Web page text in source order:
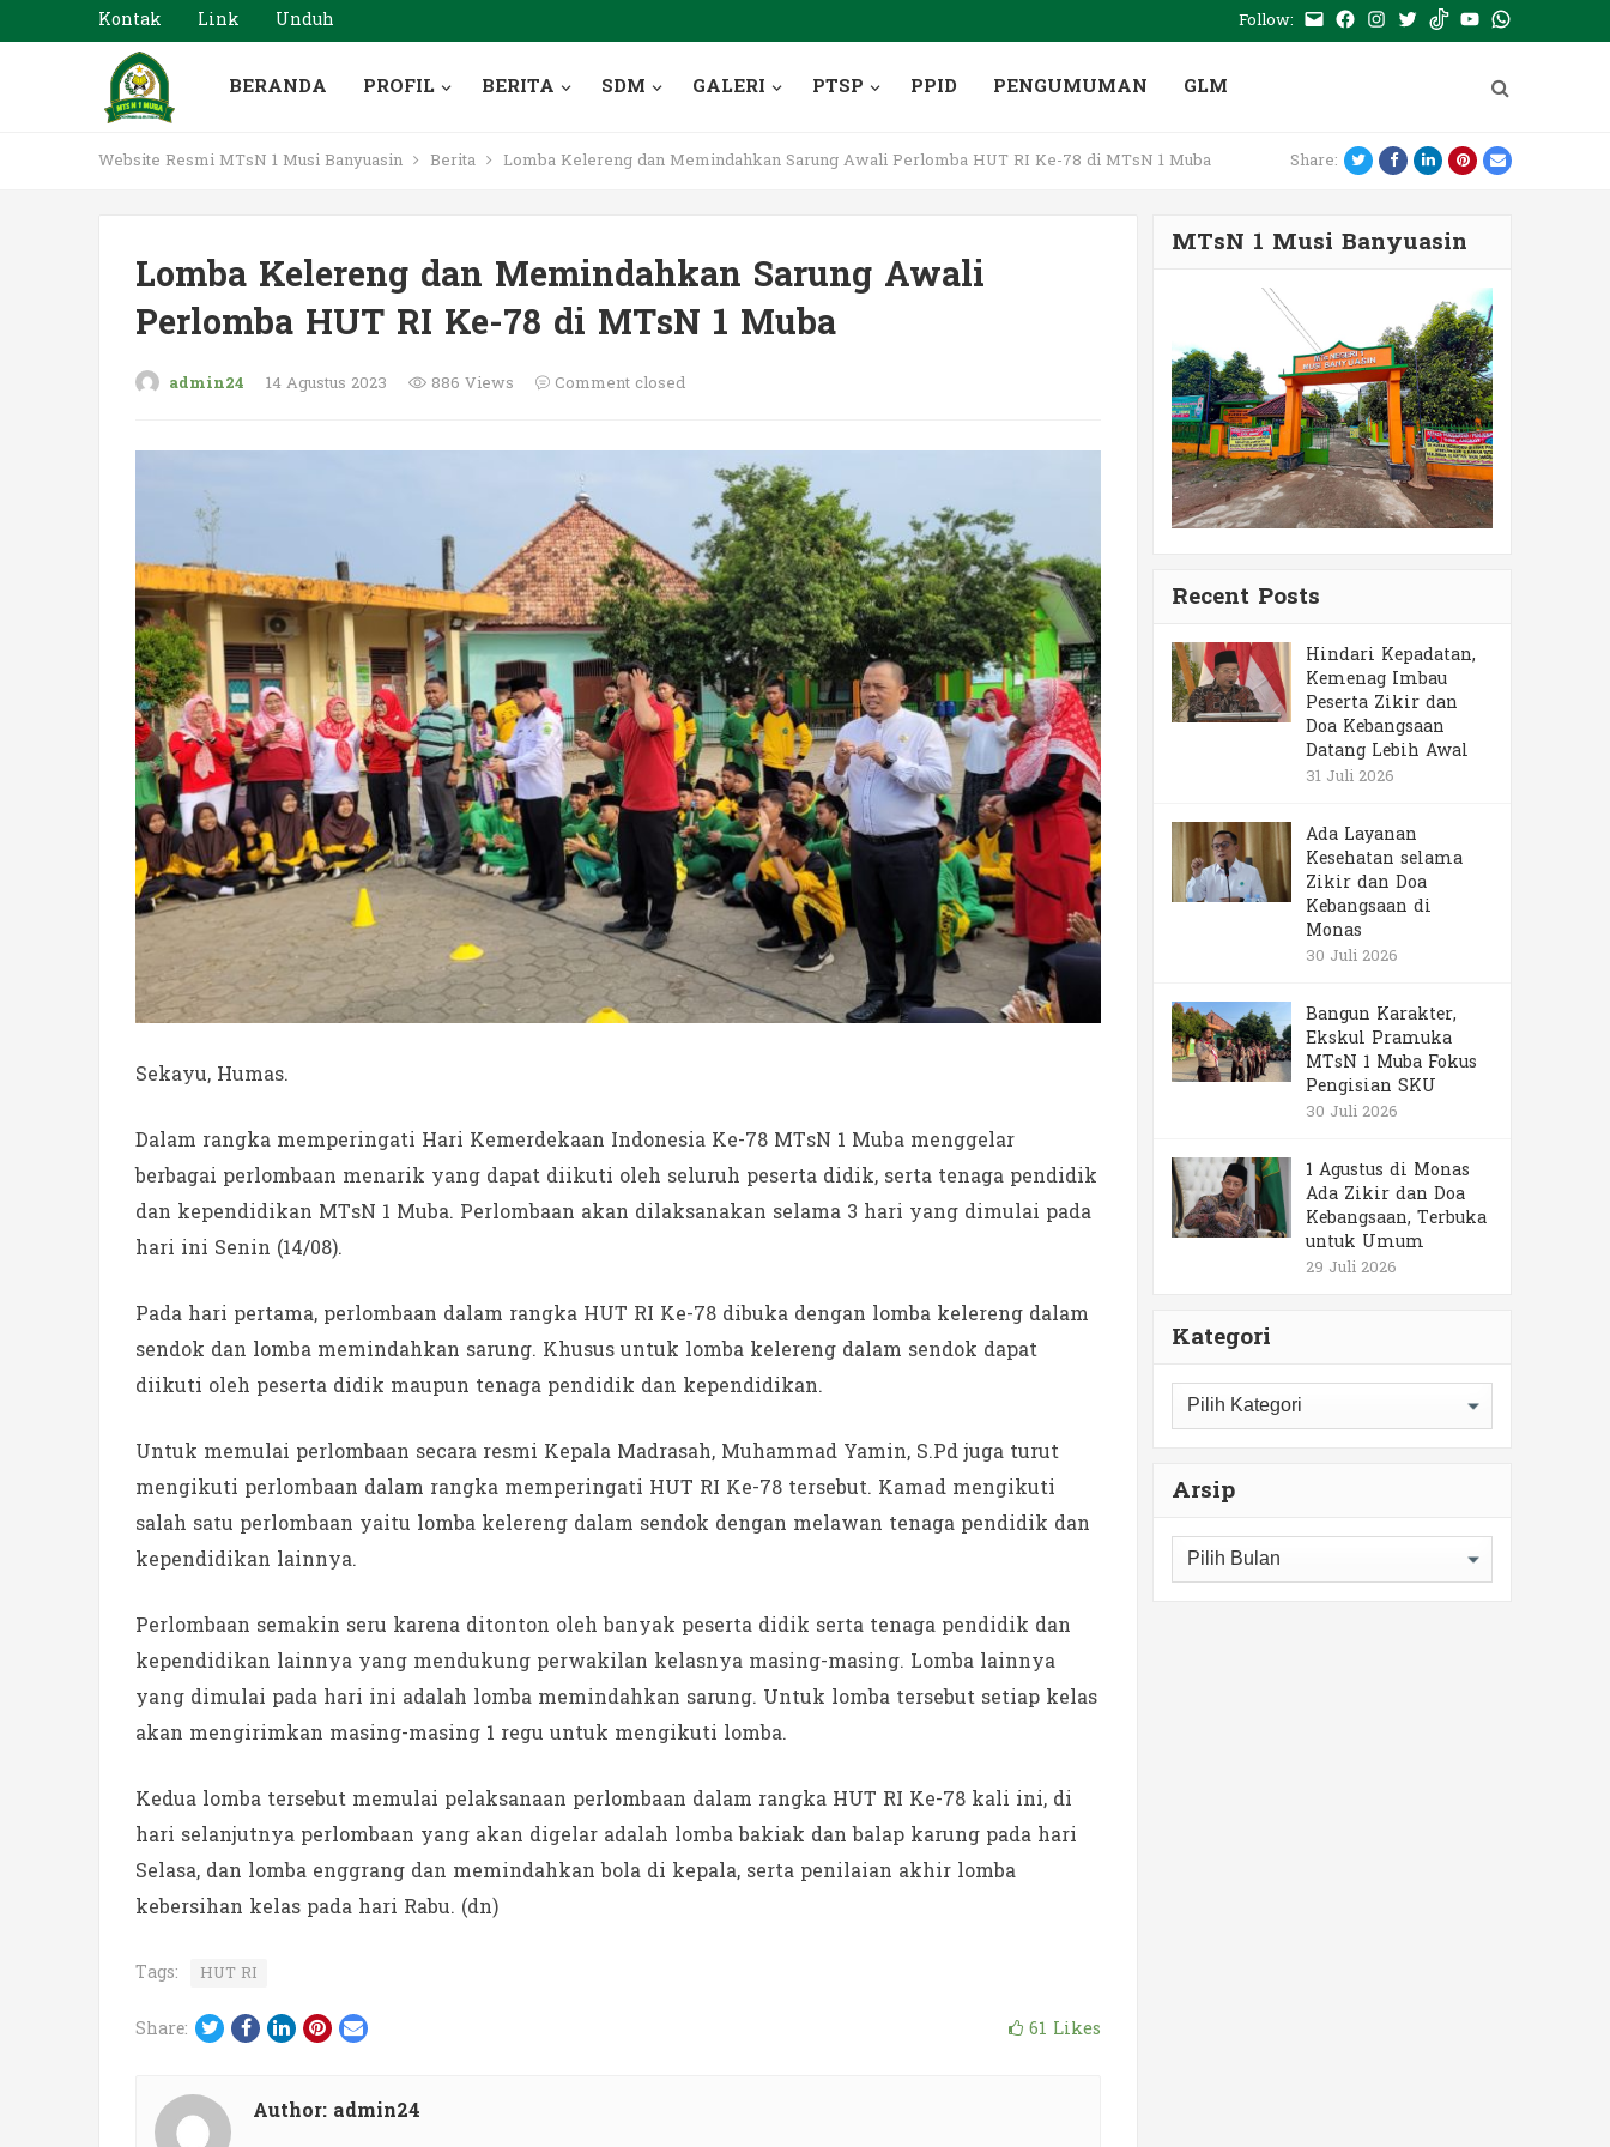
Kontak Link Unduh Follow: E- Facebook
Instagram
TwitterTiktokYoutubeWhatsApp
BERANDA PROFIL BERITA SDM GALERI PTSP PPID PENGUMUMAN GLM
Website Resmi MTsN 1 Musi Banyuasin Berita Lomba Kelereng dan Memindahkan Sarung Awali Perlomba HUT RI Ke-78 di MTsN 1 Muba Share: TwitterFacebookLinkedIn
Pinterest
Email
Lomba Kelereng dan Memindahkan Sarung Awali
Perlomba HUT RI Ke-78 di MTsN 1 Muba
admin24 14 Agustus 2023 886 Views Comment closed
Sekayu, Humas.
Dalam rangka memperingati Hari Kemerdekaan Indonesia Ke-78 MTsN 1 Muba menggelar
berbagai perlombaan menarik yang dapat diikuti oleh seluruh peserta didik, serta tenaga pendidik
dan kependidikan MTsN 1 Muba. Perlombaan akan dilaksanakan selama 3 hari yang dimulai pada
hari ini Senin (14/08).
Pada hari pertama, perlombaan dalam rangka HUT RI Ke-78 dibuka dengan lomba kelereng dalam
sendok dan lomba memindahkan sarung. Khusus untuk lomba kelereng dalam sendok dapat
diikuti oleh peserta didik maupun tenaga pendidik dan kependidikan.
Untuk memulai perlombaan secara resmi Kepala Madrasah, Muhammad Yamin, S.Pd juga turut
mengikuti perlombaan dalam rangka memperingati HUT RI Ke-78 tersebut. Kamad mengikuti
salah satu perlombaan yaitu lomba kelereng dalam sendok dengan melawan tenaga pendidik dan
kependidikan lainnya.
Perlombaan semakin seru karena ditonton oleh banyak peserta didik serta tenaga pendidik dan
kependidikan lainnya yang mendukung perwakilan kelasnya masing-masing. Lomba lainnya
yang dimulai pada hari ini adalah lomba memindahkan sarung. Untuk lomba tersebut setiap kelas
akan mengirimkan masing-masing 1 regu untuk mengikuti lomba.
Kedua lomba tersebut memulai pelaksanaan perlombaan dalam rangka HUT RI Ke-78 kali ini, di
hari selanjutnya perlombaan yang akan digelar adalah lomba bakiak dan balap karung pada hari
Selasa, dan lomba enggrang dan memindahkan bola di kepala, serta penilaian akhir lomba
kebersihan kelas pada hari Rabu. (dn)
Tags: HUT RI
Share: Twitter
Facebook
LinkedIn
Pinterest
Email 61 Likes
Author: admin24
MTsN 1 Musi Banyuasin
Recent Posts
Hindari Kepadatan,
Kemenag Imbau
Peserta Zikir dan
Doa Kebangsaan
Datang Lebih Awal
31 Juli 2026
Ada Layanan
Kesehatan selama
Zikir dan Doa
Kebangsaan di
Monas
30 Juli 2026
Bangun Karakter,
Ekskul Pramuka
MTsN 1 Muba Fokus
Pengisian SKU
30 Juli 2026
1 Agustus di Monas
Ada Zikir dan Doa
Kebangsaan, Terbuka
untuk Umum
29 Juli 2026
Kategori
Kategori
Arsip
Arsip